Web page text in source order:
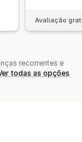
Avaliação
recorrentes e
todas as opções